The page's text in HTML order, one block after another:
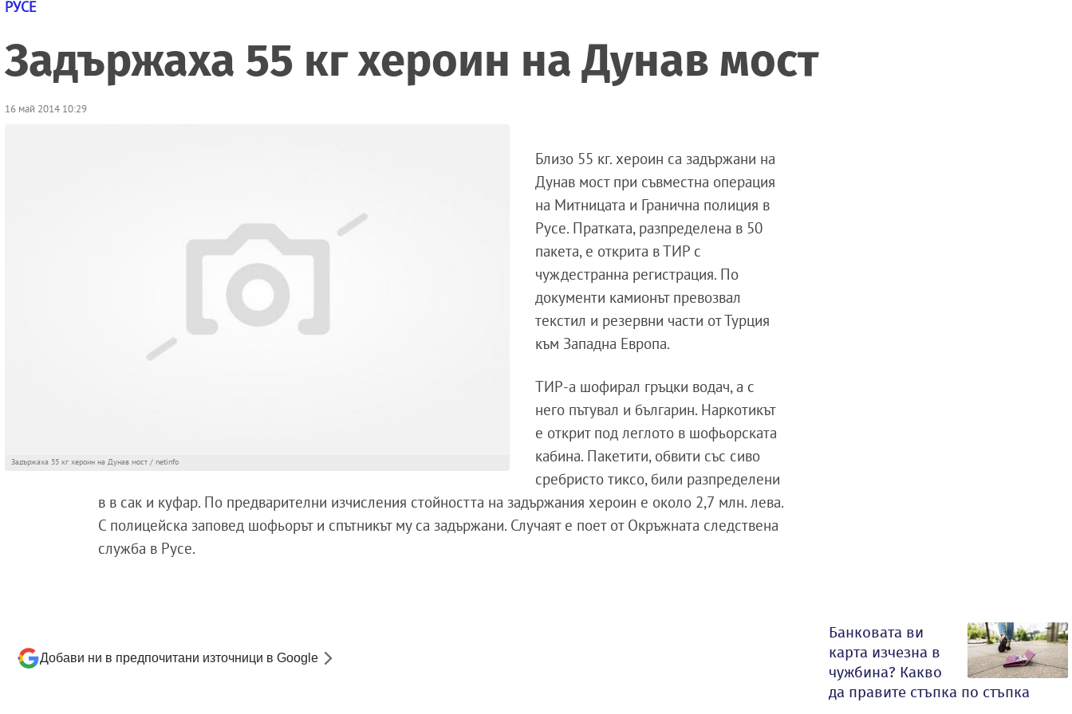
РУСЕ
Задържаха 55 кг хероин на Дунав мост
16 май 2014 10:29
Задържаха 55 кг хероин на Дунав мост / netinfo
Близо 55 кг. хероин са задържани на
Дунав мост при съвместна операция
на Митницата и Гранична полиция в
Русе. Пратката, разпределена в 50
пакета, е открита в ТИР с
чуждестранна регистрация. По
документи камионът превозвал
текстил и резервни части от Турция
към Западна Европа.
ТИР-а шофирал гръцки водач, а с
него пътувал и българин. Наркотикът
е открит под леглото в шофьорската
кабина. Пакетити, обвити със сиво
сребристо тиксо, били разпределени
в в сак и куфар. По предварителни изчисления стойността на задържания хероин е около 2,7 млн.лева.
С полицейска заповед шофьорът и спътникът му са задържани. Случаят е поет от Окръжната следствена
служба в Русе.
Добави ни в предпочитани източници в Google
Банковата ви
карта изчезна в
чужбина? Какво
да правите стъпка по стъпка